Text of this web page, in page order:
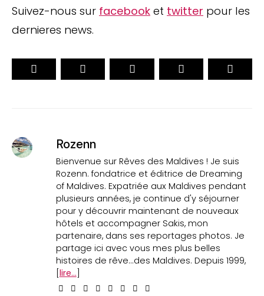
Suivez-nous sur facebook et twitter pour les
dernieres news.
Rozenn
Bienvenue sur Rêves des Maldives ! Je suis
Rozenn. fondatrice et éditrice de Dreaming
of Maldives. Expatriée aux Maldives pendant
plusieurs années, je continue d'y séjourner
pour y découvrir maintenant de nouveaux
hôtels et accompagner Sakis, mon
partenaire, dans ses reportages photos. Je
partage ici avec vous mes plus belles
histoires de rêve...des Maldives. Depuis 1999,
[lire...]